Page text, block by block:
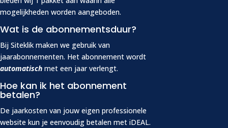
mogelijkheden worden aangeboden.
Wat is de abonnementsduur?
Bij Siteklik maken we gebruik van
jaarabonnementen. Het abonnement wordt
automatisch met een jaar verlengt.
Hoe kan ik het abonnement
betalen?
De jaarkosten van jouw eigen professionele
website kun je eenvoudig betalen met iDEAL.